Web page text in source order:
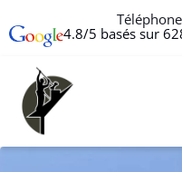
4.8/5 basés sur